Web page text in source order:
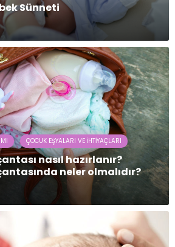
Sünneti
ÇOCUK EŞYALARI VE İHTIYAÇLARI
nasıl hazırlanır?
neler olmalıdır?